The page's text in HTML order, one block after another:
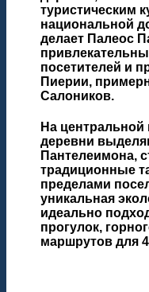
туристическим
национальной
делает Палеос
посетителей и
Пиерии,
Салоников.
На
деревни
Пантелеимона,
традиционные
пределами
уникальная
идеально
прогулок,
маршрутов для